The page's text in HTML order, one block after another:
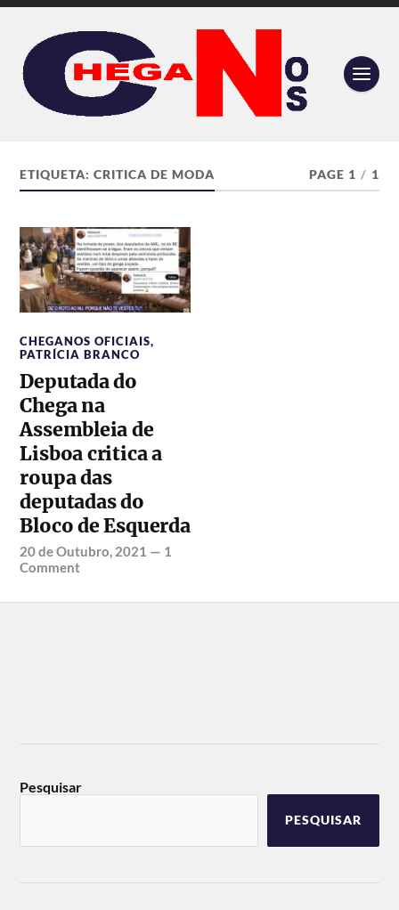
ETIQUETA:CRITICA DE MODA PAGE 1 / 1
CHEGANOS OFICIAIS,
PATRÍCIA BRANCO
Deputada do
Chega na
Assembleia de
Lisboa critica a
roupa das
deputadas do
Bloco de Esquerda
20 de Outubro, 2021 — 1
Comment
Pesquisar
PESQUISAR